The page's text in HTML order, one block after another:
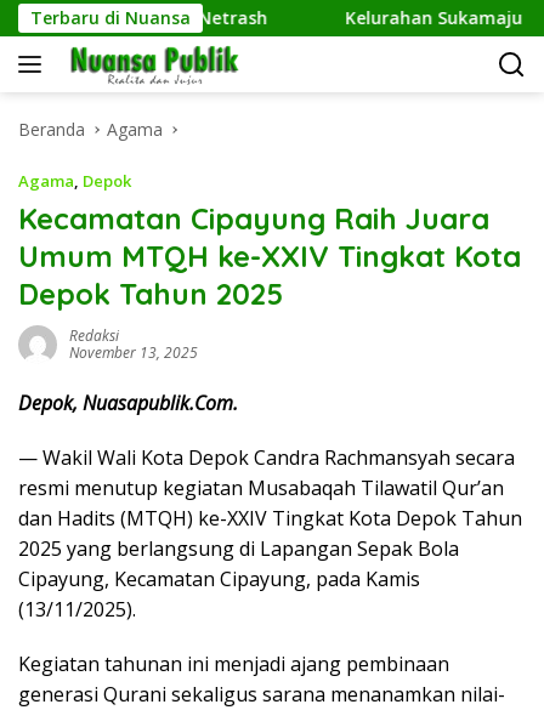
Langsung
ke
konten
Terbaru di Nuansa
Netrash Kelurahan Sukamaju Gelar
Beranda Agama
Agama, Depok
Kecamatan Cipayung Raih Juara
Umum MTQH ke-XXIV Tingkat Kota
Depok Tahun 2025
Redaksi
November 13, 2025
Depok, Nuasapublik.Com.
— Wakil Wali Kota Depok Candra Rachmansyah secara
resmi menutup kegiatan Musabaqah Tilawatil Qur’an
dan Hadits (MTQH) ke-XXIV Tingkat Kota Depok Tahun
2025 yang berlangsung di Lapangan Sepak Bola
Cipayung, Kecamatan Cipayung, pada Kamis
(13/11/2025).
Kegiatan tahunan ini menjadi ajang pembinaan
generasi Qurani sekaligus sarana menanamkan nilai-